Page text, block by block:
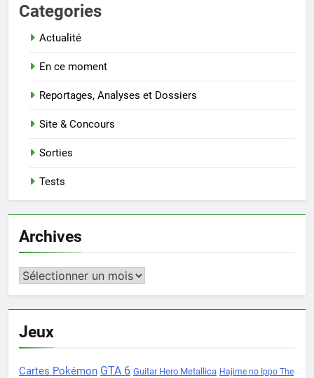
Categories
Actualité
En ce moment
Reportages, Analyses et Dossiers
Site & Concours
Sorties
Tests
Archives
Archives
Jeux
Cartes Pokémon GTA 6 Guitar Hero Metallica Hajime no Ippo The